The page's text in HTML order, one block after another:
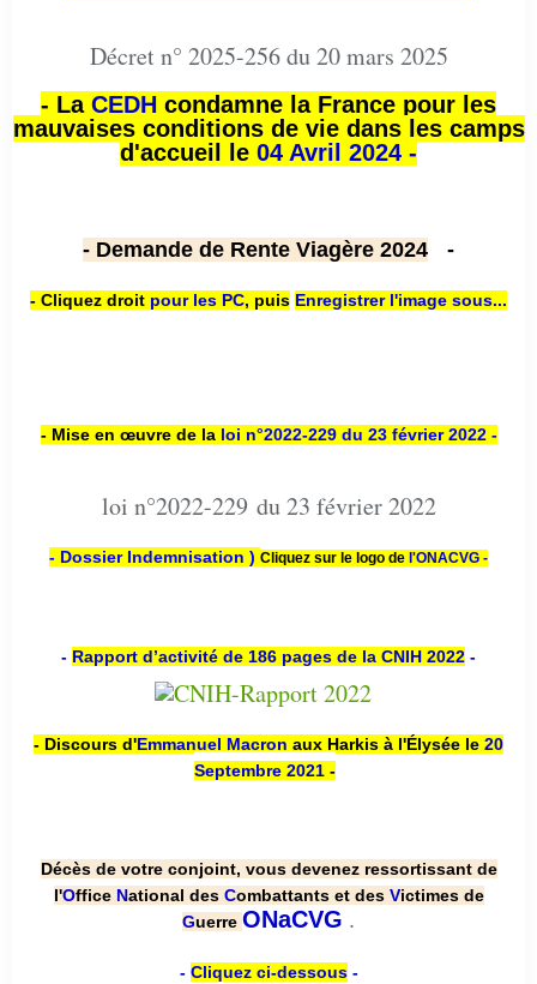
Décret n° 2025-256 du 20 mars 2025
- La CEDH condamne la France pour les
mauvaises conditions de vie dans les camps
d'accueil le 04 Avril 2024 -
- Demande de Rente Viagère 2024 -
- Cliquez droit pour les PC, puis Enregistrer l'image sous...
- Mise en œuvre de la loi n°2022-229 du 23 février 2022 -
loi n°2022-229 du 23 février 2022
- Dossier Indemnisation ) Cliquez sur le logo de l'ONACVG -
- Rapport d’activité de 186 pages de la CNIH 2022 -
- Discours d'Emmanuel Macron aux Harkis à l'Élysée le 20
Septembre 2021 -
Décès de votre conjoint, vous devenez ressortissant de
l'Office National des Combattants et des Victimes de
Guerre ONaCVG .
- Cliquez ci-dessous-